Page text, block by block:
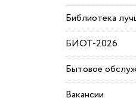
Библиотека
БИОТ-2026
Бытовое
Вакансии